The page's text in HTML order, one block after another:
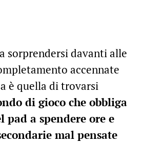
sorprendersi davanti alle
accennate
è quella di trovarsi
di gioco che obbliga
pad a spendere ore e
mal pensate